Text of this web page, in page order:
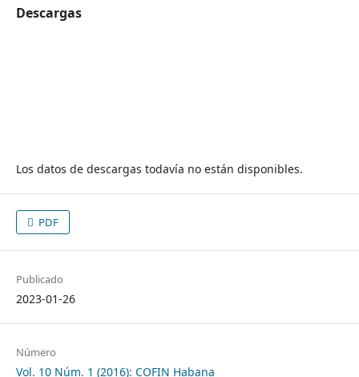
Descargas
Los datos de descargas todavía no están disponibles.
PDF
Publicado
2023-01-26
Número
Vol. 10 Núm. 1 (2016): COFIN Habana